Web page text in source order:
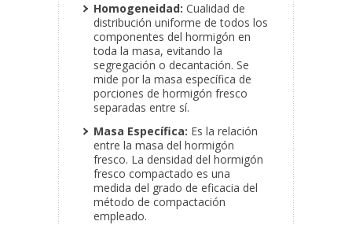
Homogeneidad: Cualidad de
distribución uniforme de todos los
componentes del hormigón en
toda la masa, evitando la
segregación o decantación. Se
mide por la masa específica de
porciones de hormigón fresco
separadas entre sí.
Masa Específica: Es la relación
entre la masa del hormigón
fresco. La densidad del hormigón
fresco compactado es una
medida del grado de eficacia del
método de compactación
empleado.